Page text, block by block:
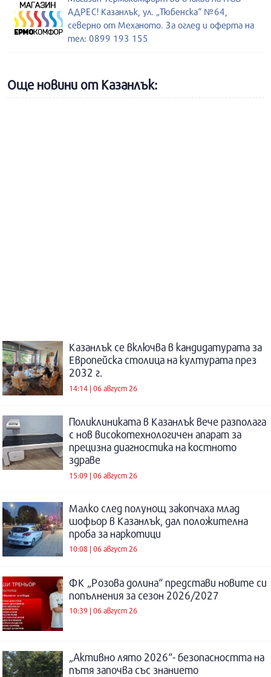
АДРЕС! Казанлък, ул. „Тюбенска“ №64,
северно от Механото. За оглед и оферта на
тел: 0899 193 155
Още новини от Казанлък:
Казанлък се включва в кандидатурата за
Европейска столица на културата през
2032 г.
14:14 | 06 август 26
Поликлиниката в Казанлък вече разполага
с нов високотехнологичен апарат за
прецизна диагностика на костното
здраве
15:09 | 06 август 26
Малко след полунощ закопчаха млад
шофьор в Казанлък, дал положителна
проба за наркотици
10:08 | 06 август 26
ФК „Розова долина“ представи новите си
попълнения за сезон 2026/2027
10:39 | 06 август 26
„Активно лято 2026“- безопасността на
пътя започва със знанието